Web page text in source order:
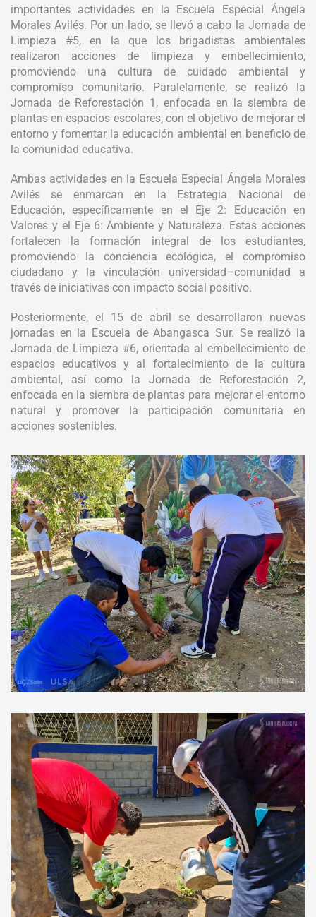
importantes actividades en la Escuela Especial Ángela
Morales Avilés. Por un lado, se llevó a cabo la Jornada de
Limpieza #5, en la que los brigadistas ambientales
realizaron acciones de limpieza y embellecimiento,
promoviendo una cultura de cuidado ambiental y
compromiso comunitario. Paralelamente, se realizó la
Jornada de Reforestación 1, enfocada en la siembra de
plantas en espacios escolares, con el objetivo de mejorar el
entorno y fomentar la educación ambiental en beneficio de
la comunidad educativa.
Ambas actividades en la Escuela Especial Ángela Morales
Avilés se enmarcan en la Estrategia Nacional de
Educación, específicamente en el Eje 2: Educación en
Valores y el Eje 6: Ambiente y Naturaleza. Estas acciones
fortalecen la formación integral de los estudiantes,
promoviendo la conciencia ecológica, el compromiso
ciudadano y la vinculación universidad–comunidad a
través de iniciativas con impacto social positivo.
Posteriormente, el 15 de abril se desarrollaron nuevas
jornadas en la Escuela de Abangasca Sur. Se realizó la
Jornada de Limpieza #6, orientada al embellecimiento de
espacios educativos y al fortalecimiento de la cultura
ambiental, así como la Jornada de Reforestación 2,
enfocada en la siembra de plantas para mejorar el entorno
natural y promover la participación comunitaria en
acciones sostenibles.